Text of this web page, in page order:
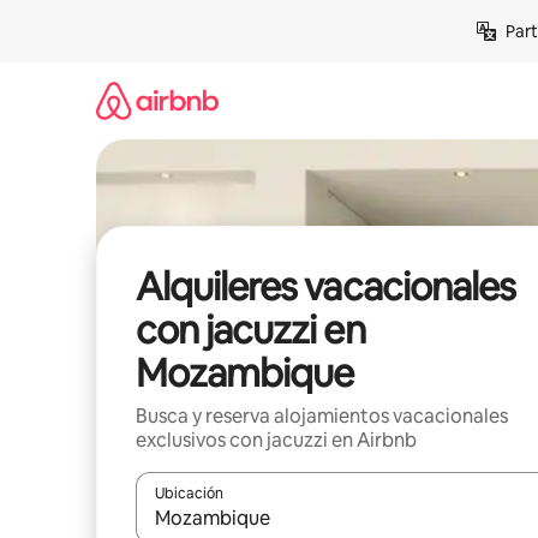
Alquileres vacacionales
con jacuzzi en
Mozambique
Busca y reserva alojamientos vacacionales
exclusivos con jacuzzi en Airbnb
Ubicación
Cuando los resultados estén disponibles,